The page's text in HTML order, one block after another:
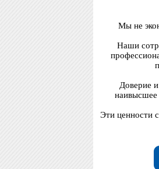
Мы не
Наши
Доверие
Эти ценности